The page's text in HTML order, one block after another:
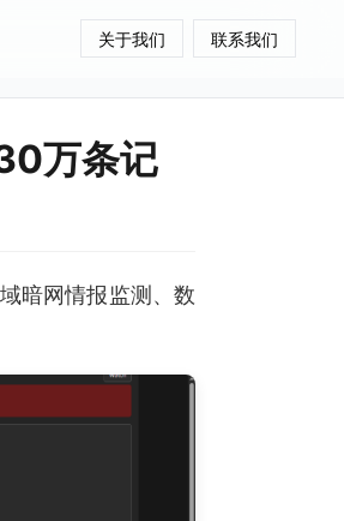
关于我们 联系我们
万条记
暗网情报监测、数